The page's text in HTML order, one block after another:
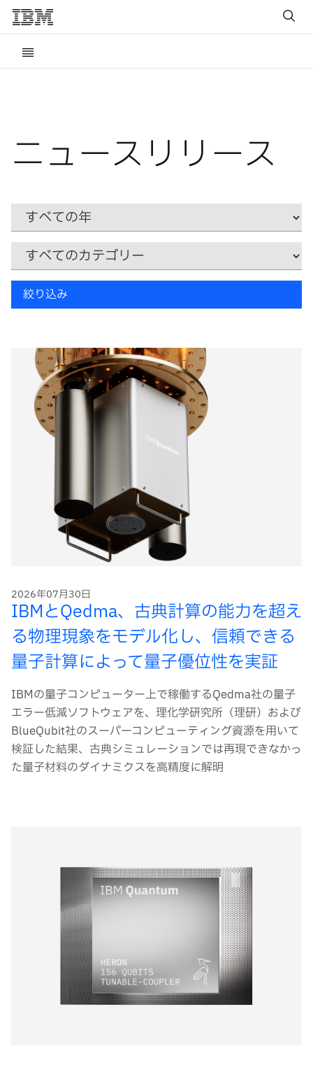
ニュースリリース
Year
カ
ゴ
リ
キ
ワ
絞り込み
2026年07月30日
IBMとQedma、古典計算の能力を超え
る物理現象をモデル化し、信頼できる
量子計算によって量子優位性を実証
IBMの量子コンピューター上で稼働するQedma社の量子
エラー低減ソフトウェアを、理化学研究所（理研）および
BlueQubit社のスーパーコンピューティング資源を用いて
検証した結果、古典シミュレーションでは再現できなかっ
た量子材料のダイナミクスを高精度に解明